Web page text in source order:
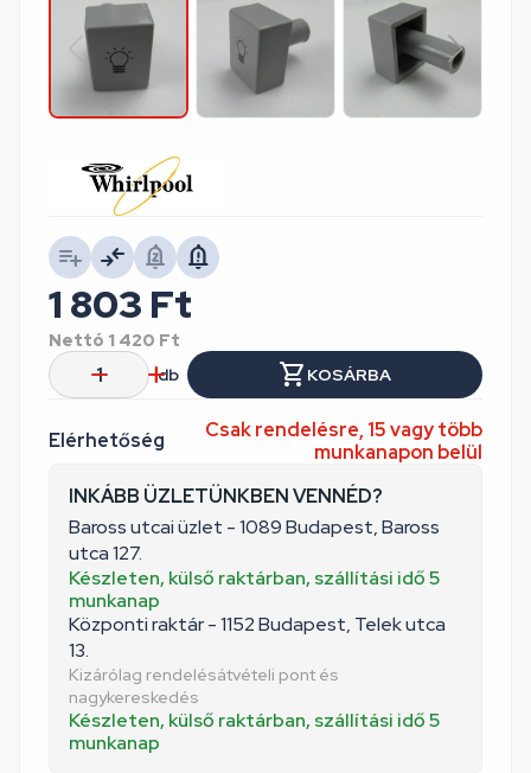
Elérhetőség
Csak rendelésre, 15 vagy több
munkanapon belül
INKÁBB ÜZLETÜNKBEN VENNÉD?
Baross utcai üzlet - 1089 Budapest, Baross
utca 127.
Készleten, külső raktárban, szállítási idő 5
munkanap
Központi raktár - 1152 Budapest, Telek utca
13.
Kizárólag rendelésátvételi pont és
nagykereskedés
Készleten, külső raktárban, szállítási idő 5
munkanap
1 803 Ft
Nettó 1 420 Ft
db
KOSÁRBA